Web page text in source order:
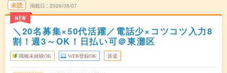
未読
NEW
掲載日 2026/08/07
＼20名募集×50代活躍／電話少×コツコツ入力8
割！週3～OK！日払い可＠東灘区
職種未経験OK WEB登録OK 派遣